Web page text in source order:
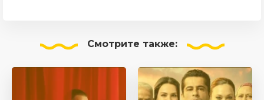
Смотрите также: